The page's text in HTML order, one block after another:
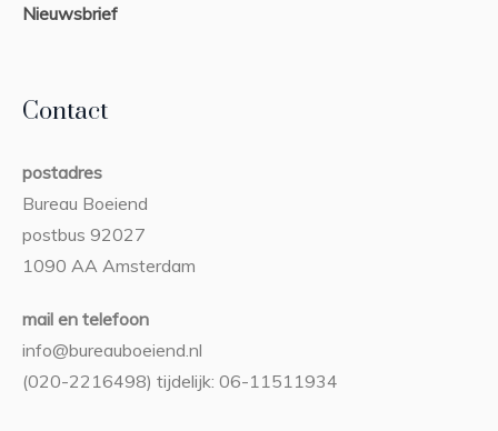
Nieuwsbrief
Contact
postadres
Bureau Boeiend
postbus 92027
1090 AA Amsterdam
mail en telefoon
info@bureauboeiend.nl
(020-2216498) tijdelijk: 06-11511934